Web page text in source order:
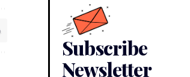
Subscribe
Newsletter